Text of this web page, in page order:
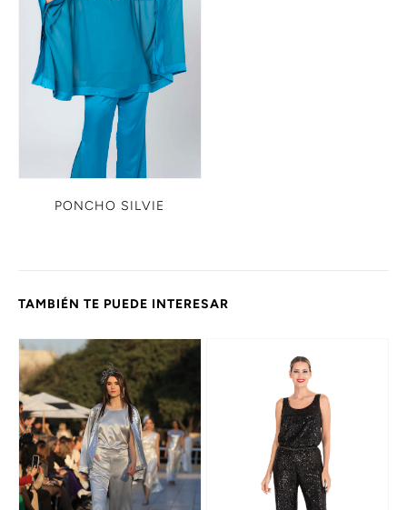
PONCHO SILVIE
TAMBIÉN TE PUEDE INTERESAR